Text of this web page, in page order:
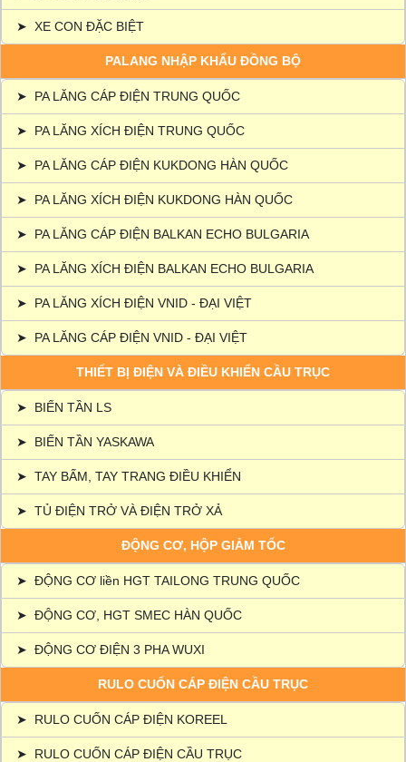
➤ XE CON ĐẶC BIỆT
PALANG NHẬP KHẨU ĐỒNG BỘ
➤ PA LĂNG CÁP ĐIỆN TRUNG QUỐC
➤ PA LĂNG XÍCH ĐIỆN TRUNG QUỐC
➤ PA LĂNG CÁP ĐIỆN KUKDONG HÀN QUỐC
➤ PA LĂNG XÍCH ĐIỆN KUKDONG HÀN QUỐC
➤ PA LĂNG CÁP ĐIỆN BALKAN ECHO BULGARIA
➤ PA LĂNG XÍCH ĐIỆN BALKAN ECHO BULGARIA
➤ PA LĂNG XÍCH ĐIỆN VNID - ĐẠI VIỆT
➤ PA LĂNG CÁP ĐIỆN VNID - ĐẠI VIỆT
THIẾT BỊ ĐIỆN VÀ ĐIỀU KHIỂN CẦU TRỤC
➤ BIẾN TẦN LS
➤ BIẾN TẦN YASKAWA
➤ TAY BẤM, TAY TRANG ĐIỀU KHIỂN
➤ TỦ ĐIỆN TRỞ VÀ ĐIỆN TRỞ XẢ
ĐỘNG CƠ, HỘP GIẢM TỐC
➤ ĐỘNG CƠ liền HGT TAILONG TRUNG QUỐC
➤ ĐỘNG CƠ, HGT SMEC HÀN QUỐC
➤ ĐỘNG CƠ ĐIỆN 3 PHA WUXI
RULO CUỐN CÁP ĐIỆN CẦU TRỤC
➤ RULO CUỐN CÁP ĐIỆN KOREEL
➤ RULO CUỐN CÁP ĐIỆN CẦU TRỤC